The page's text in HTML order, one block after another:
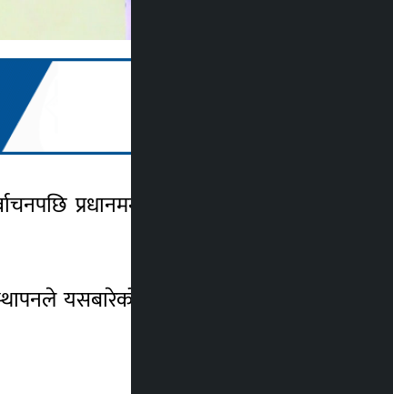
प्रधानमन्त्रीको उम्मेदवार बनाउनेबारे
यसबारेको प्रस्ताव विशेष महाधिवेशन